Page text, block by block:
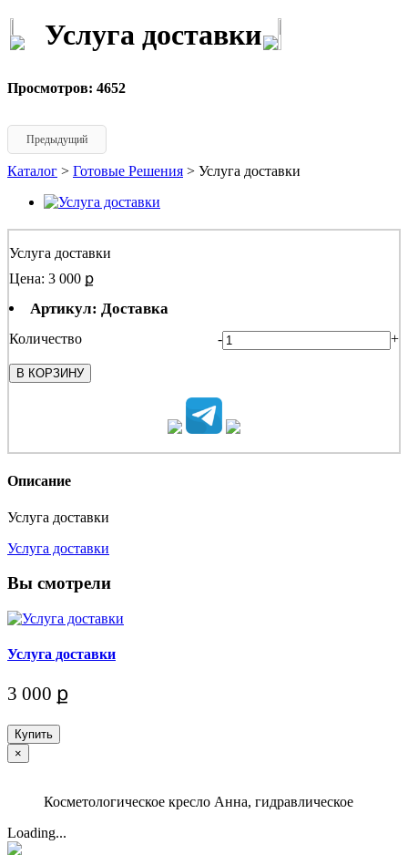
Услуга доставки
Просмотров: 4652
Предыдущий
Каталог > Готовые Решения > Услуга доставки
Услуга доставки
Цена: 3 000 ք
Артикул: Доставка
Количество - +
В КОРЗИНУ
Описание
Услуга доставки
Услуга доставки
Вы смотрели
Услуга доставки
3 000 ք
Купить
×
Косметологическое кресло Анна, гидравлическое
Loading...